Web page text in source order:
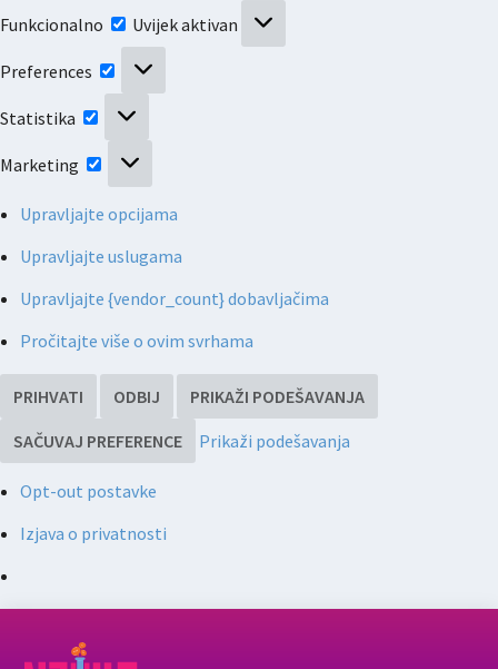
Funkcionalno
Uvijek aktivan
Preferences
Statistika
Marketing
Upravljajte opcijama
Upravljajte uslugama
Upravljajte {vendor_count} dobavljačima
Pročitajte više o ovim svrhama
PRIHVATI ODBIJ
PRIKAŽI PODEŠAVANJA
SAČUVAJ PREFERENCE
Prikaži podešavanja
Opt-out postavke
Izjava o privatnosti